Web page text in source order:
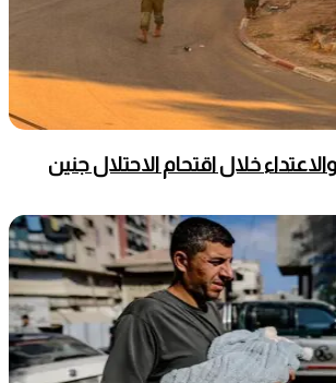
خلال اقتحام الاحتلال جنين